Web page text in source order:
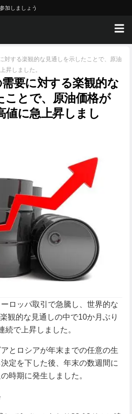
加しましょう
対する楽観的な見通しを示したことで、原油
昇しました。
要に対する楽観的な
ことで、原油価格が
値に急上昇しまし
ロッパ取引で急騰し、世界的な
観的な見通しの中で10か月ぶり
続で上昇しました。
とロシアが年末までの任意の生
定を下した後、年末の数週間に
時期に発生しました。